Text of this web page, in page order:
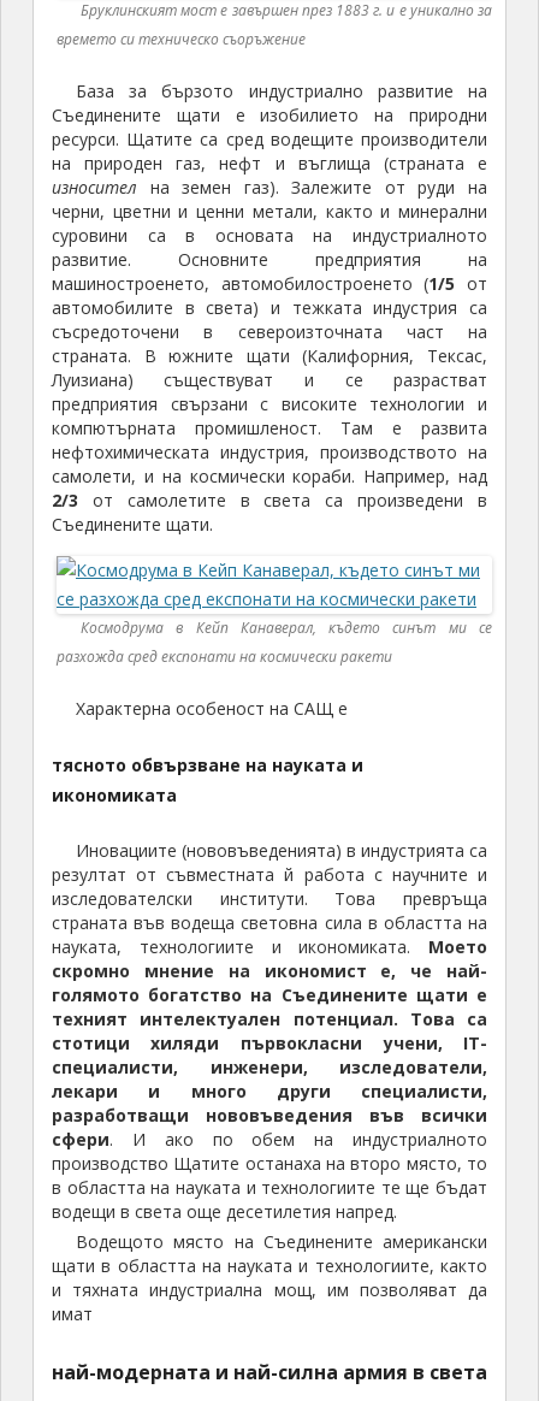
Бруклинският мост е завършен през 1883 г. и е уникално за
времето си техническо съоръжение
База за бързото индустриално развитие на
Съединените щати е изобилието на природни
ресурси. Щатите са сред водещите производители
на природен газ, нефт и въглища (страната е
износител на земен газ). Залежите от руди на
черни, цветни и ценни метали, както и минерални
суровини са в основата на индустриалното
развитие. Основните предприятия на
машиностроенето, автомобилостроенето (1/5от
автомобилите в света) и тежката индустрия са
съсредоточени в североизточната част на
страната. В южните щати (Калифорния, Тексас,
Луизиана) съществуват и се разрастват
предприятия свързани с високите технологии и
компютърната промишленост. Там е развита
нефтохимическата индустрия, производството на
самолети, и на космически кораби. Например, над
2/3 от самолетите в света са произведени в
Съединените щати.
Космодрума в Кейп Канаверал, където синът ми се
разхожда сред експонати на космически ракети
Характерна особеност на САЩ е
тясното обвързване на науката и
икономиката
Иновациите (нововъведенията) в индустрията са
резултат от съвместната й работа с научните и
изследователски институти. Това превръща
страната във водеща световна сила в областта на
науката, технологиите и икономиката. Моето
скромно мнение на икономист е, че най-
голямото богатство на Съединените щати е
техният интелектуален потенциал. Това са
стотици хиляди първокласни учени, IT-
специалисти, инженери, изследователи,
лекари и много други специалисти,
разработващи нововъведения във всички
сфери. И ако по обем на индустриалното
производство Щатите останаха на второ място, то
в областта на науката и технологиите те ще бъдат
водещи в света още десетилетия напред.
Водещото място на Съединените американски
щати в областта на науката и технологиите, както
и тяхната индустриална мощ, им позволяват да
имат
най-модерната и най-силна армия в света